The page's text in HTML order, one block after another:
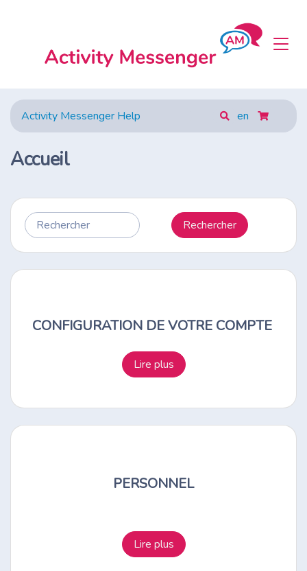
Activity Messenger Help en
Accueil
Rechercher Rechercher
CONFIGURATION DE VOTRE COMPTE
Lire plus
PERSONNEL
Lire plus